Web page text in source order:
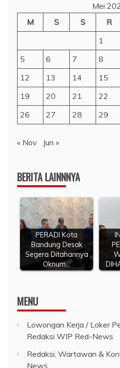
Mei
M
S S R
1
5
6 7 8
12
13 14 15
19
20 21 22
26
27 28 29
« Nov Jun »
BERITA LAINNNYA
PERADI Kota
Bandung Desak
Segera Ditahannya
Oknum…
MENU
Lowongan Kerja / Loker
Redaksi WIP Red-News
Redaksi, Wartawan &
News